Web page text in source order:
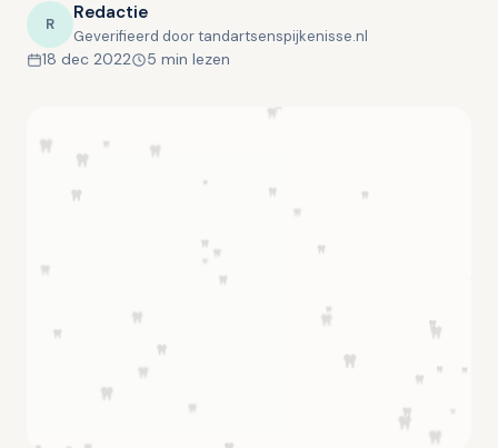
R Redactie
Geverifieerd door tandartsenspijkenisse.nl
18 dec 2022 5 min lezen